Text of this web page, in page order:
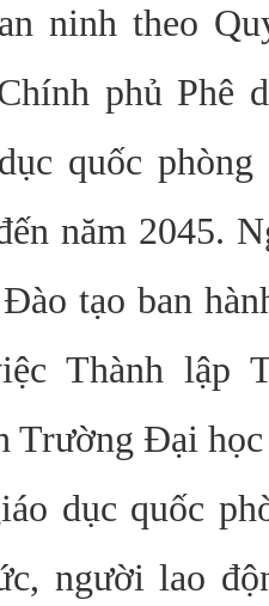
ninh theo
phủ Phê
quốc
năm 2045.
tạo ban
Thành lập
Trường Đại
dục quốc
người lao